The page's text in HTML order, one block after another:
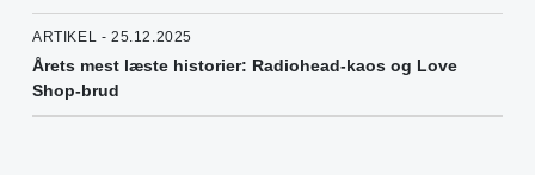
ARTIKEL - 25.12.2025
Årets mest læste historier: Radiohead-kaos og Love
Shop-brud